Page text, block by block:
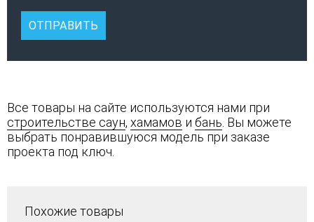
Все товары на сайте используются нами при
строительстве саун, хамамов и бань . Вы можете
выбрать понравившуюся модель при заказе
проекта под ключ.
Похожие товары